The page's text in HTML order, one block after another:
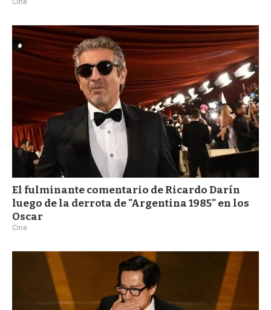
Cine
El fulminante comentario de Ricardo Darín
luego de la derrota de "Argentina 1985" en los
Oscar
Cine